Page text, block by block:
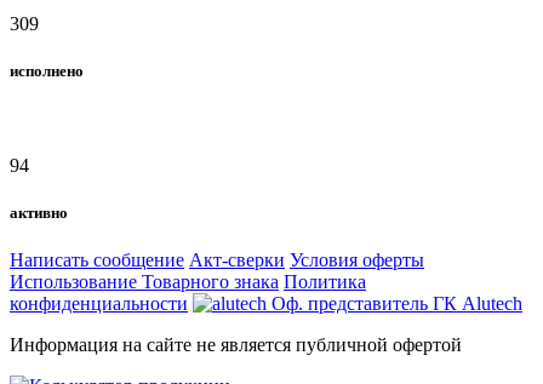
309
исполнено
94
активно
Написать сообщение Акт-сверки Условия оферты
Использование Товарного знака Политика
конфиденциальности
Оф. представитель ГК Alutech
Информация на сайте не является публичной офертой